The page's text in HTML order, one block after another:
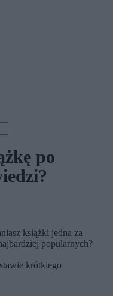
po
książki jedna za
popularnych?
krótkiego